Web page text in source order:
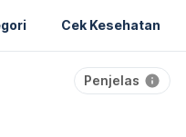
Cek Kesehatan
Penjelas